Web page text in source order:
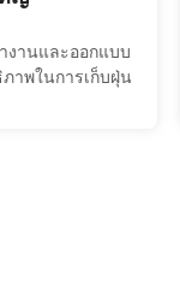
ะการบำรุงรักษา
ดเร็ว